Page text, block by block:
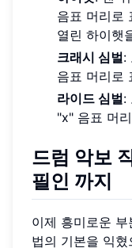
음표 머리로
열린 하이햇
크래시 심벌:
음표 머리로
라이드 심벌:
"x" 음표 머
드럼 악보
필인 까지
이제 흥미로운
법의 기본을 익